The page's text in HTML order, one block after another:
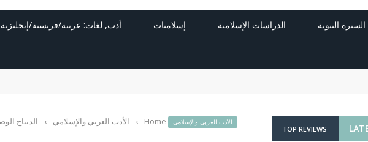
السيرة النبوية الدراسات الإسلامية إسلاميات أدب, لغات: عربية/فرنسية/إنجليزية
الأدب العربي والإسلامي Home
› الأدب العربي والإسلامي › الديباج
TOP REVIEWS